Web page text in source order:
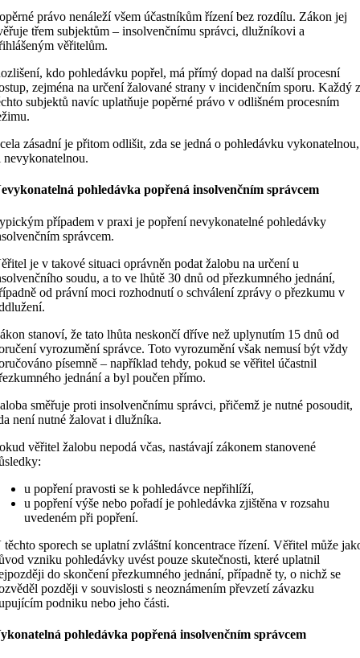
právo nenáleží všem účastníkům řízení bez rozdílu. Zákon jej
třem subjektům – insolvenčnímu správci, dlužníkovi a
věřitelům.
kdo pohledávku popřel, má přímý dopad na další procesní
zejména na určení žalované strany v incidenčním sporu. Každý
subjektů navíc uplatňuje popěrné právo v odlišném procesním
zásadní je přitom odlišit, zda se jedná o pohledávku vykonatelnou,
nevykonatelnou.
pohledávka popřená insolvenčním správcem
případem v praxi je popření nevykonatelné pohledávky
správcem.
je v takové situaci oprávněn podat žalobu na určení u
soudu, a to ve lhůtě 30 dnů od přezkumného jednání,
od právní moci rozhodnutí o schválení zprávy o přezkumu v
stanoví, že tato lhůta neskončí dříve než uplynutím 15 dnů od
vyrozumění správce. Toto vyrozumění však nemusí být vždy
písemně – například tehdy, pokud se věřitel účastnil
jednání a byl poučen přímo.
směřuje proti insolvenčnímu správci, přičemž je nutné posoudit,
není nutné žalovat i dlužníka.
věřitel žalobu nepodá včas, nastávají zákonem stanovené
u popření pravosti se k pohledávce nepřihlíží,
u popření výše nebo pořadí je pohledávka zjištěna v rozsahu
uvedeném při popření.
těchto sporech se uplatní zvláštní koncentrace řízení. Věřitel může
vzniku pohledávky uvést pouze skutečnosti, které uplatnil
do skončení přezkumného jednání, případně ty, o nichž se
později v souvislosti s neoznámením převzetí závazku
podniku nebo jeho části.
pohledávka popřená insolvenčním správcem